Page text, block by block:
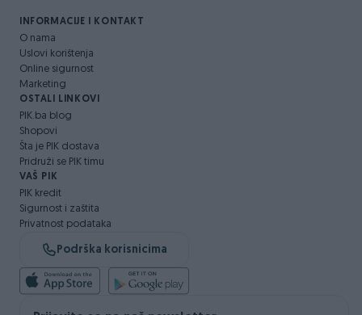
INFORMACIJE I KONTAKT
O nama
Uslovi korištenja
Online sigurnost
Marketing
OSTALI LINKOVI
PIK.ba blog
Shopovi
Šta je PIK dostava
Pridruži se PIK timu
VAŠ PIK
PIK kredit
Sigurnost i zaštita
Privatnost podataka
Podrška korisnicima